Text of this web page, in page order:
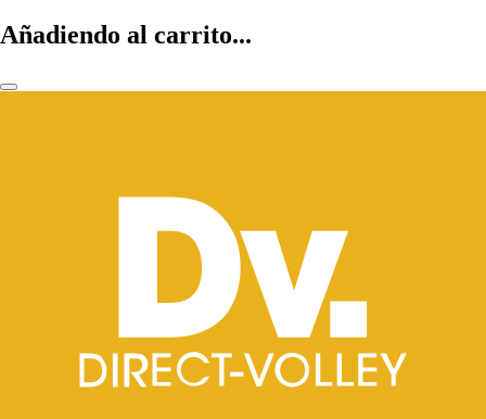
Añadiendo al carrito...